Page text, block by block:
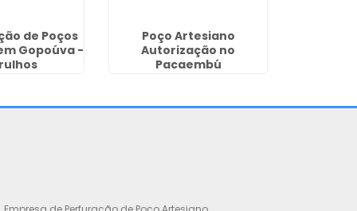
de Poços
Gopoúva -
Poço Artesiano
Autorização no
Pacaembú